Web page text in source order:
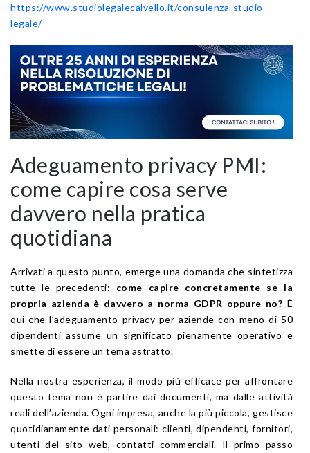
https://www.studiolegalecalvello.it/consulenza-studio-
legale/
Adeguamento privacy PMI:
come capire cosa serve
davvero nella pratica
quotidiana
Arrivati a questo punto, emerge una domanda che sintetizza
tutte le precedenti: come capire concretamente se la
propria azienda è davvero a norma GDPR oppure no? È
qui che l’adeguamento privacy per aziende con meno di 50
dipendenti assume un significato pienamente operativo e
smette di essere un tema astratto.
Nella nostra esperienza, il modo più efficace per affrontare
questo tema non è partire dai documenti, ma dalle attività
reali dell’azienda. Ogni impresa, anche la più piccola, gestisce
quotidianamente dati personali: clienti, dipendenti, fornitori,
utenti del sito web, contatti commerciali. Il primo passo